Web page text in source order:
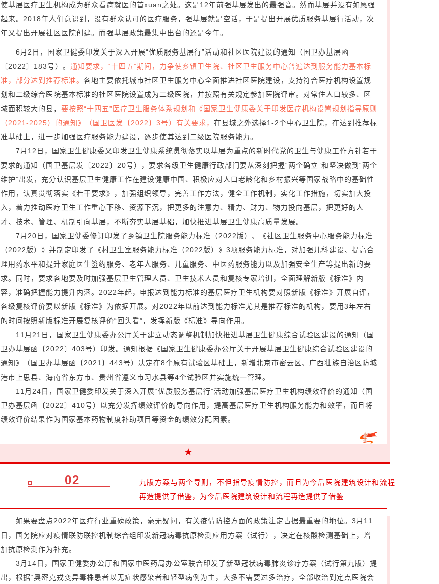
使基层医疗卫生机构成为群众看病就医的首xuan之处。这是12年前强基层发出的最强音。然而基层并没有如愿强
起来。2018年人们意识到，没有群众认可的医疗服务，强基层就是空话，于是提出开展优质服务基层行活动，次
年又提出开展社区医院创建。而强基层政策最集中出台的还是今年。
6月2日，国家卫健委印发关于深入开展“优质服务基层行”活动和社区医院建设的通知（国卫办基层函
〔2022〕183号）。通知要求，“十四五”期间，力争使乡镇卫生院、社区卫生服务中心普遍达到服务能力基本标
准，部分达到推荐标准。各地主要依托城市社区卫生服务中心全面推进社区医院建设，支持符合医疗机构设置规
划和二级综合医院基本标准的社区医院设置成为二级医院，并按照有关规定参加医院评审。对常住人口较多、区
域面积较大的县，要按照“十四五”医疗卫生服务体系规划和《国家卫生健康委关于印发医疗机构设置规划指导原则
（2021-2025）的通知》（国卫医发〔2022〕3号）有关要求，在县城之外选择1-2个中心卫生院，在达到推荐标
准基础上，进一步加强医疗服务能力建设，逐步使其达到二级医院服务能力。
7月12日，国家卫生健康委又印发卫生健康系统贯彻落实以基层为重点的新时代党的卫生与健康工作方针若干
要求的通知（国卫基层发〔2022〕20号），要求各级卫生健康行政部门要从深刻把握“两个确立”和坚决做到“两个
维护”出发，充分认识基层卫生健康工作在建设健康中国、积极应对人口老龄化和乡村振兴等国家战略中的基础性
作用，认真贯彻落实《若干要求》，加强组织领导，完善工作方法，健全工作机制，实化工作措施，切实加大投
入，着力推动医疗卫生工作重心下移、资源下沉，把更多的注意力、精力、财力、物力投向基层，把更好的人
才、技术、管理、机制引向基层，不断夯实基层基础，加快推进基层卫生健康高质量发展。
7月20日，国家卫健委修订印发了乡镇卫生院服务能力标准（2022版）、《社区卫生服务中心服务能力标准
（2022版）》并制定印发了《村卫生室服务能力标准（2022版）》3项服务能力标准，对加强儿科建设、提高合
理用药水平和提升家庭医生签约服务、老年人服务、儿童服务、中医药服务能力以及加强安全生产等提出新的要
求。同时，要求各地要及时加强基层卫生管理人员、卫生技术人员和复核专家培训，全面理解新版《标准》内
容，准确把握能力提升内涵。2022年起，申报达到能力标准的基层医疗卫生机构要对照新版《标准》开展自评，
各级复核评价要以新版《标准》为依据开展。对2022年以前达到能力标准尤其是推荐标准的机构，要用3年左右
的时间按照新版标准开展复核评价“回头看”，发挥新版《标准》导向作用。
11月21日，国家卫生健康委办公厅关于建立动态调整机制加快推进基层卫生健康综合试验区建设的通知（国
卫办基层函〔2022〕403号）印发。通知根据《国家卫生健康委办公厅关于开展基层卫生健康综合试验区建设的
通知》（国卫办基层函〔2021〕443号）决定在8个原有试验区基础上，新增北京市密云区、广西壮族自治区防城
港市上思县、海南省东方市、贵州省遵义市习水县等4个试验区并实施统一管理。
11月24日，国家卫健委印发关于深入开展“优质服务基层行”活动加强基层医疗卫生机构绩效评价的通知（国
卫办基层函〔2022〕410号）以充分发挥绩效评价的导向作用，提高基层医疗卫生机构服务能力和效率，而且将
绩效评价结果作为国家基本药物制度补助项目等资金的绩效分配因素。
★
02
九版方案与两个导则，不但指导疫情防控，而且为今后医院建筑设计和流程
再造提供了借鉴，为今后医院建筑设计和流程再造提供了借鉴
如果要盘点2022年医疗行业重磅政策，毫无疑问，有关疫情防控方面的政策注定占据最重要的地位。3月11
日，国务院应对疫情联防联控机制综合组印发新冠病毒抗原检测应用方案（试行），决定在核酸检测基础上，增
加抗原检测作为补充。
3月14日，国家卫健委办公厅和国家中医药局办公室联合印发了新型冠状病毒肺炎诊疗方案（试行第九版）提
出，根据“奥密克戎变异毒株患者以无症状感染者和轻型病例为主，大多不需要过多治疗，全部收治到定点医院会